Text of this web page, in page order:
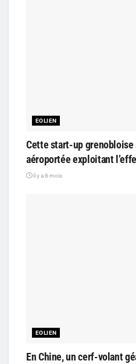
EOLIEN
Cette start-up grenobloise
aéroportée exploitant
il y a 8 mois
EOLIEN
En Chine, un cerf-volant